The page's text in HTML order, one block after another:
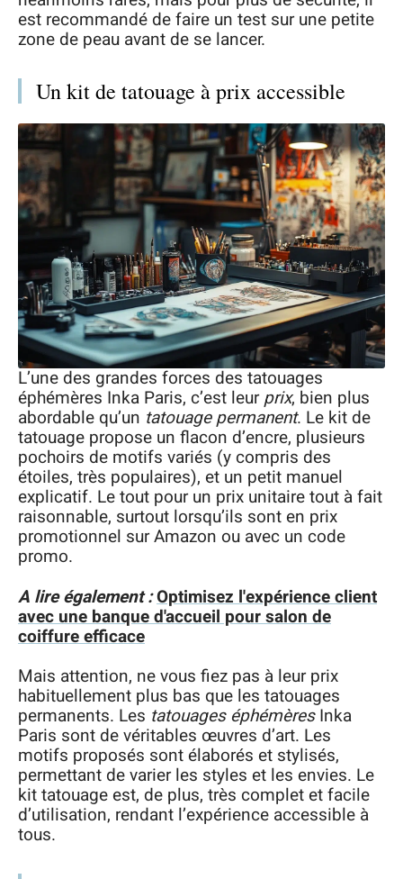
est recommandé de faire un test sur une petite
zone de peau avant de se lancer.
Un kit de tatouage à prix accessible
L’une des grandes forces des tatouages
éphémères Inka Paris, c’est leurprix, bien plus
abordable qu’un tatouage permanent. Le kit de
tatouage propose un flacon d’encre, plusieurs
pochoirs de motifs variés (y compris des
étoiles, très populaires), et un petit manuel
explicatif. Le tout pour un prix unitaire tout à fait
raisonnable, surtout lorsqu’ils sont en prix
promotionnel sur Amazon ou avec un code
promo.
A lire également :Optimisez l'expérience client
avec une banque d'accueil pour salon de
coiffure efficace
Mais attention, ne vous fiez pas à leur prix
habituellement plus bas que les tatouages
permanents. Les tatouages éphémèresInka
Paris sont de véritables œuvres d’art. Les
motifs proposés sont élaborés et stylisés,
permettant de varier les styles et les envies. Le
kit tatouage est, de plus, très complet et facile
d’utilisation, rendant l’expérience accessible à
tous.